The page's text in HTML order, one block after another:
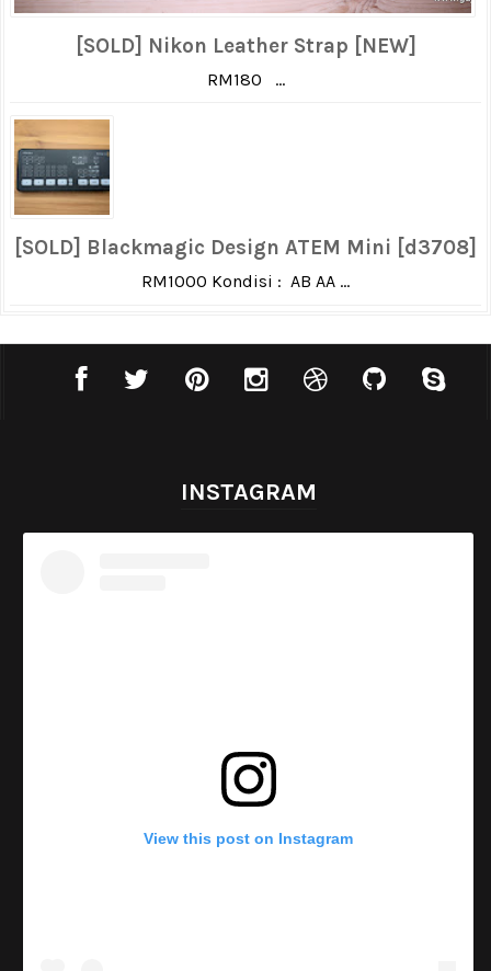
[SOLD] Nikon Leather Strap [NEW]
RM180 ...
[SOLD] Blackmagic Design ATEM Mini [d3708]
RM1000 Kondisi : AB AA ...
INSTAGRAM
View this post on Instagram